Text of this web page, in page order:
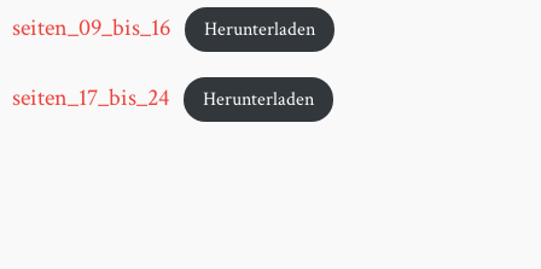
seiten_09_bis_16 Herunterladen
seiten_17_bis_24 Herunterladen